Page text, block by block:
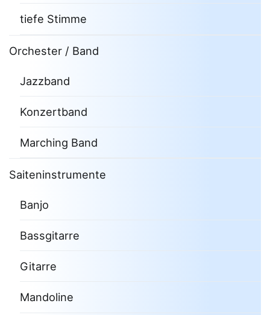
tiefe Stimme
Orchester / Band
Jazzband
Konzertband
Marching Band
Saiteninstrumente
Banjo
Bassgitarre
Gitarre
Mandoline